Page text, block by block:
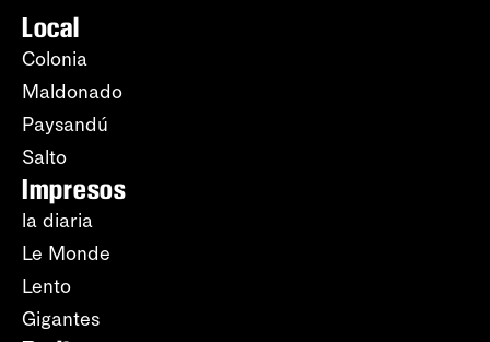
Local
Colonia
Maldonado
Paysandú
Salto
Impresos
la diaria
Le Monde
Lento
Gigantes